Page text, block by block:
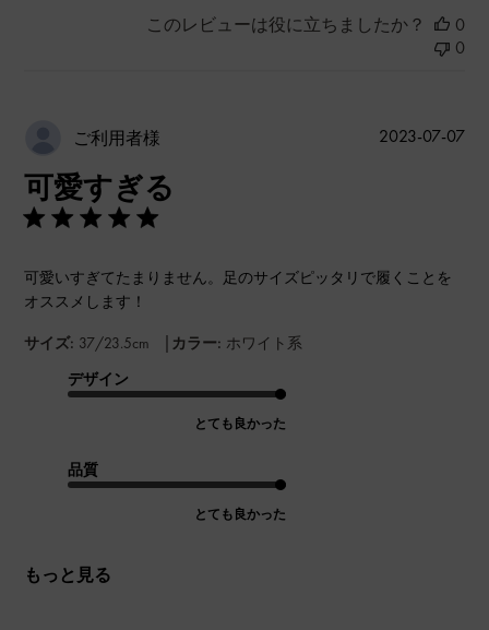
このレビューは役に立ちましたか？
0
0
ご利用者様
可愛すぎる
可愛いすぎてたまりません。足のサイズピッタリで履くことを
オススメします！
サイズ: 37/23.5cm | カラー: ホワイト系
デザイン
とても良かった
品質
とても良かった
もっと見る
公
2023-07-07